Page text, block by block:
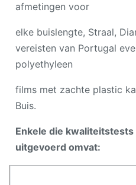
afmetingen voor
elke buislengte, Straal,
vereisten van Portugal
polyethyleen
films met zachte plastic
Buis.
Enkele die
uitgevoerd omvat: